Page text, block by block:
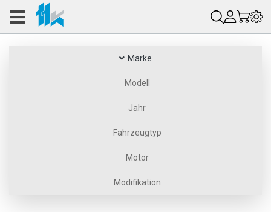
Marke
Modell
Jahr
Fahrzeugtyp
Motor
Modifikation